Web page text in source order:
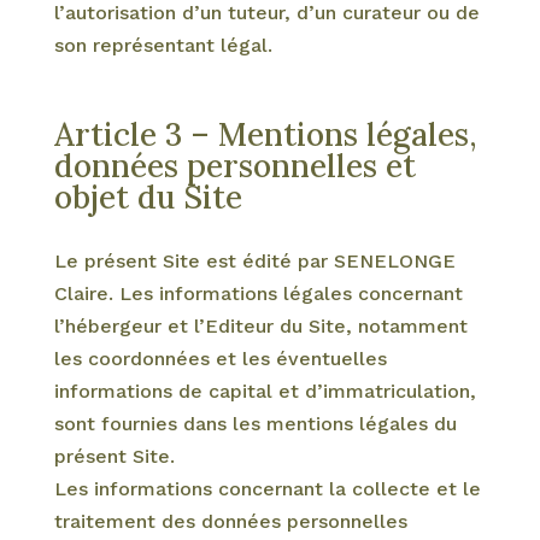
l’autorisation d’un tuteur, d’un curateur ou de
son représentant légal.
Article 3 – Mentions légales,
données personnelles et
objet du Site
Le présent Site est édité par SENELONGE
Claire. Les informations légales concernant
l’hébergeur et l’Editeur du Site, notamment
les coordonnées et les éventuelles
informations de capital et d’immatriculation,
sont fournies dans les mentions légales du
présent Site.
Les informations concernant la collecte et le
traitement des données personnelles